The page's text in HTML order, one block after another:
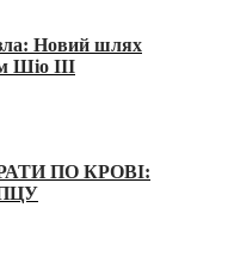
Новий шлях
Шіо III
ПО КРОВІ: